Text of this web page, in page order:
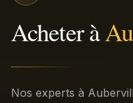
Acheterà
Nos experts à